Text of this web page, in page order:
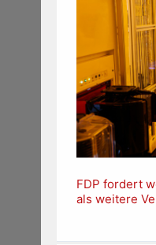
FDP fordert
als weitere